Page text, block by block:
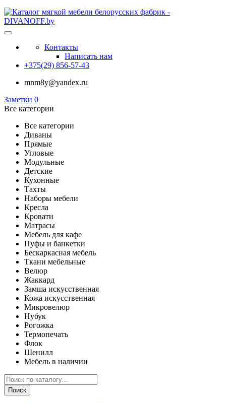
Контакты
Написать нам
+375(29) 856-57-43
mnm8y@yandex.ru
Заметки 0
Все категории
Все категории
Диваны
Прямые
Угловые
Модульные
Детские
Кухонные
Тахты
Наборы мебели
Кресла
Кровати
Матрасы
Мебель для кафе
Пуфы и банкетки
Бескаркасная мебель
Ткани мебельные
Велюр
Жаккард
Замша искусственная
Кожа искусственная
Микровелюр
Нубук
Рогожка
Термопечать
Флок
Шенилл
Мебель в наличии
Поиск